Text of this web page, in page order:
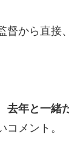
督から直接
去年と一
コメント。